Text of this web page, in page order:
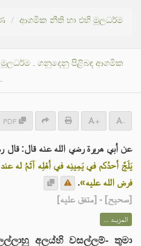
ආගමික නීති හා එහි මූලධර්ම
. ගනුදෙනු පිළිබඳ ආගමික
.
PDF + -
عن أبي هريرة رضي الله عنه قال: قال
يَلَجَّ أحدُكم في يَمِينِه في أهْلِه آثَمُ له
فرض الله عليه».
[صحيح] - [متفق عليه]
المزيــد ...
අලය්හි වසල්ලම්- තුමා